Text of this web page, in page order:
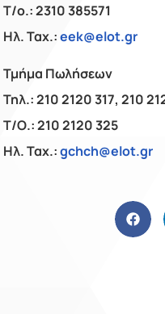
Τ/ο.: 2310 385571
Ηλ. Ταχ.:eek@elot.gr
Τμήμα Πωλήσεων
Τηλ.: 210 2120 317, 210
Τ/Ο.: 210 2120 325
Ηλ. Ταχ.:gchch@elot.gr